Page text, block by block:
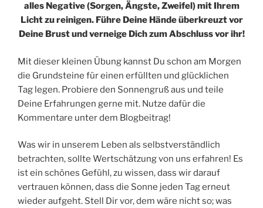
alles Negative (Sorgen, Ängste, Zweifel) mit Ihrem
Licht zu reinigen. Führe Deine Hände überkreuzt vor
Deine Brust und verneige Dich zum Abschluss vor ihr!
Mit dieser kleinen Übung kannst Du schon am Morgen
die Grundsteine für einen erfüllten und glücklichen
Tag legen. Probiere den Sonnengruß aus und teile
Deine Erfahrungen gerne mit. Nutze dafür die
Kommentare unter dem Blogbeitrag!
Was wir in unserem Leben als selbstverständlich
betrachten, sollte Wertschätzung von uns erfahren! Es
ist ein schönes Gefühl, zu wissen, dass wir darauf
vertrauen können, dass die Sonne jeden Tag erneut
wieder aufgeht. Stell Dir vor, dem wäre nicht so; was